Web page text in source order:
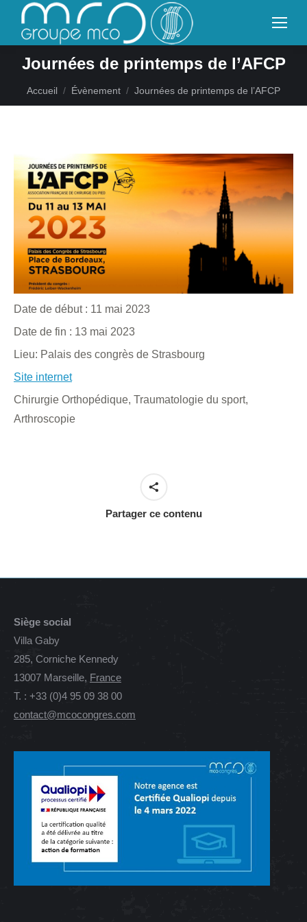
Journées de printemps de l’AFCP
Vous êtes ici :
Accueil Évènement Journées de printemps de l’AFCP
Date de début : 11 mai 2023
Date de fin : 13 mai 2023
Lieu: Palais des congrès de Strasbourg
Site internet
Chirurgie Orthopédique, Traumatologie du sport,
Arthroscopie
Partager ce contenu
Siège social
Villa Gaby
285, Corniche Kennedy
13007 Marseille, France
T. : +33 (0)4 95 09 38 00
contact@mcocongres.com